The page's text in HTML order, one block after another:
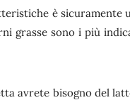
è sicuramente
grasse sono i più
avrete bisogno del